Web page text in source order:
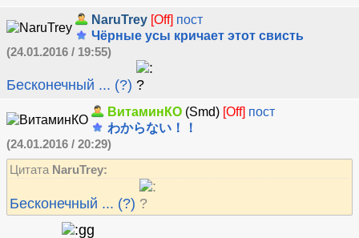
NaruTrey [Off] пост
Чёрные усы кричает этот свисть
(24.01.2016 / 19:55)
Бесконечный ... (?)
ВитаминКО (Smd) [Off] пост
わからない！！
(24.01.2016 / 20:29)
Цитата NaruTrey:
Бесконечный ... (?)